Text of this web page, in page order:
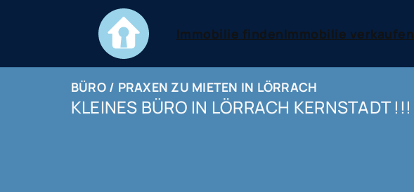
Immobilie findenImmobilie verkaufen
BÜRO / PRAXEN ZU MIETEN IN LÖRRACH
KLEINES BÜRO IN LÖRRACH KERNSTADT !!!